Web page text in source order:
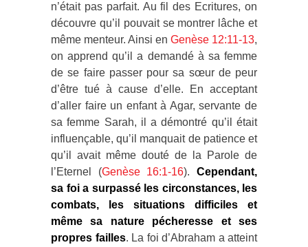
n’était pas parfait. Au fil des Ecritures, on
découvre qu’il pouvait se montrer lâche et
même menteur. Ainsi en Genèse 12:11-13,
on apprend qu’il a demandé à sa femme
de se faire passer pour sa sœur de peur
d’être tué à cause d’elle. En acceptant
d’aller faire un enfant à Agar, servante de
sa femme Sarah, il a démontré qu’il était
influençable, qu’il manquait de patience et
qu’il avait même douté de la Parole de
l’Eternel (Genèse 16:1-16).Cependant,
sa foi a surpassé les circonstances, les
combats, les situations difficiles et
même sa nature pécheresse et ses
propres failles. La foi d’Abraham a atteint